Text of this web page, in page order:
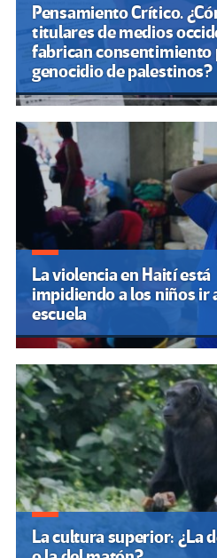
Pensamiento Crítico.
titulares de medios
fabrican consentimiento
genocidio de palestinos?
La violencia en Haití está
impidiendo a los niños ir
escuela
La cultura superior: ¿La